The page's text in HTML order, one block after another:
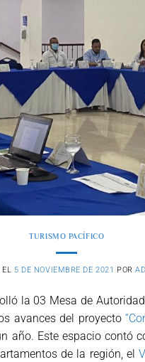
TURISMO PACÍFICO
EL 5 DE NOVIEMBRE DE 2021 POR
la 03 Mesa de
avances del proyecto
año. Este espacio contó
de la región, el